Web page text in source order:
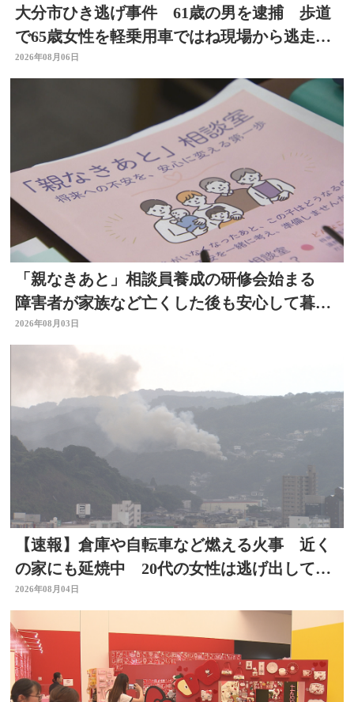
大分市ひき逃げ事件 61歳の男を逮捕 歩道
で65歳女性を軽乗用車ではね現場から逃走し
た疑い
2026年08月06日
「親なきあと」相談員養成の研修会始まる
障害者が家族など亡くした後も安心して暮ら
せるように 大分
2026年08月03日
【速報】倉庫や自転車など燃える火事 近く
の家にも延焼中 20代の女性は逃げ出して無
事 大分
2026年08月04日